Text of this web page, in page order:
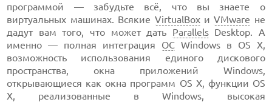
программой — забудьте всё, что вы знаете о
виртуальных машинах. Всякие VirtualBoxиVMware не
дадут вам того, что может дать ParallelsDesktop. А
именно — полная интеграция ОС Windows в OS X,
возможность использования единого дискового
пространства, окна приложений Windows,
открывающиеся как окна программ OS X, функции OS
X, реализованные в Windows, высокая